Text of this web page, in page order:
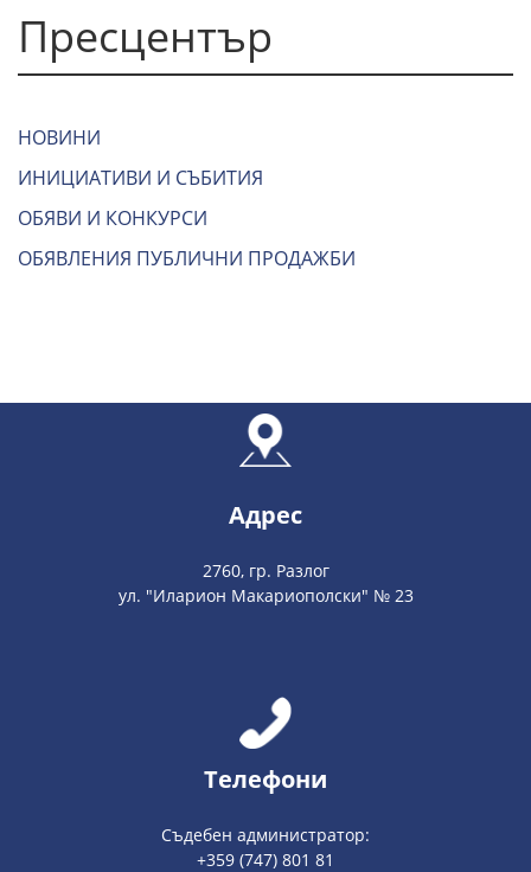
Пресцентър
НОВИНИ
ИНИЦИАТИВИ И СЪБИТИЯ
ОБЯВИ И КОНКУРСИ
ОБЯВЛЕНИЯ ПУБЛИЧНИ ПРОДАЖБИ
Адрес
2760, гр. Разлог
ул. "Иларион Макариополски" № 23
Телефони
Съдебен администратор:
+359 (747) 801 81